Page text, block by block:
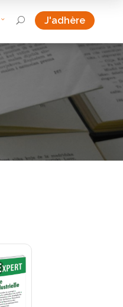
U J'adhère